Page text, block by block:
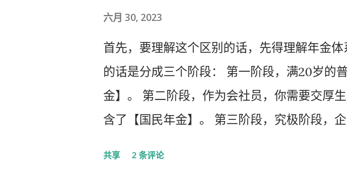
六月 30, 2023
首先，要理解这个区别的话，先得理解年金
的话是分成三个阶段： 第一阶段，满20岁的
金】。 第二阶段，作为会社员，你需要交厚
含了【国民年金】。 第三阶段，究极阶段，
共享 2 条评论